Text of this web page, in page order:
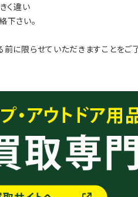
く違い
下さい。
に限らせていただきますことをご